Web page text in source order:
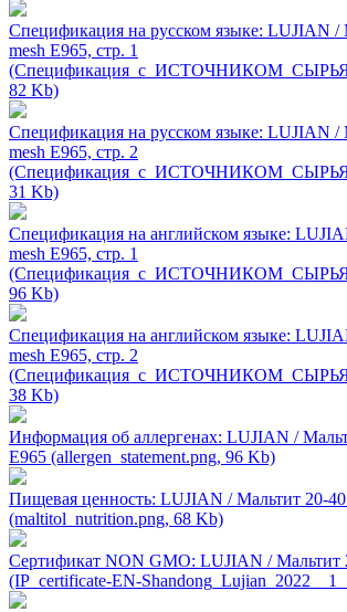
Спецификация на русском языке: LUJIAN /
mesh E965, стр. 1
82 Kb)
Спецификация на русском языке: LUJIAN /
mesh E965, стр. 2
31 Kb)
Спецификация на английском языке:
mesh E965, стр. 1
96 Kb)
Спецификация на английском языке:
mesh E965, стр. 2
38 Kb)
Информация об аллергенах: LUJIAN /
E965 (allergen_statement.png, 96 Kb)
Пищевая ценность: LUJIAN / Мальтит 20-40
(maltitol_nutrition.png, 68 Kb)
Сертификат NON GMO: LUJIAN / Мальтит
(IP_certificate-EN-